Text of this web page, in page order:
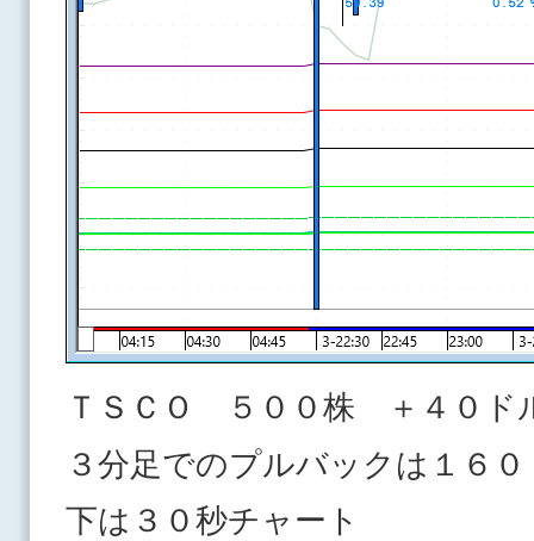
ＴＳＣＯ ５００株 ＋４０ド
３分足でのプルバックは１６
下は３０秒チャート